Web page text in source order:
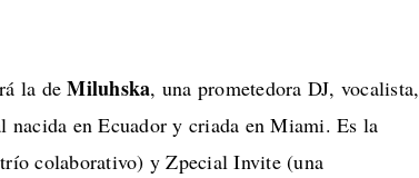
la deMiluhska, una prometedora DJ, vocalista,
nacida en Ecuador y criada en Miami. Es la
colaborativo) y Zpecial Invite (una